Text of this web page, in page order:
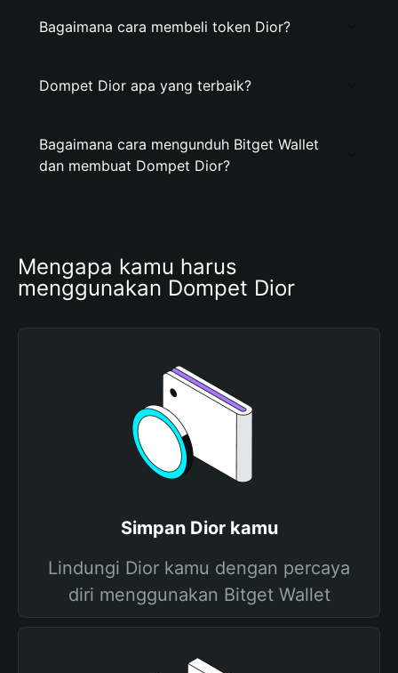
Bagaimana cara membeli token Dior?
Dompet Dior apa yang terbaik?
Bagaimana cara mengunduh Bitget Wallet
dan membuat Dompet Dior?
Mengapa kamu harus
menggunakan Dompet Dior
Simpan Dior kamu
Lindungi Dior kamu dengan percaya
diri menggunakan Bitget Wallet